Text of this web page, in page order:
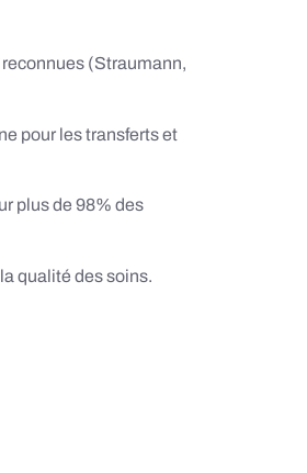
reconnues (Straumann,
pour les transferts et
plus de 98% des
qualité des soins.